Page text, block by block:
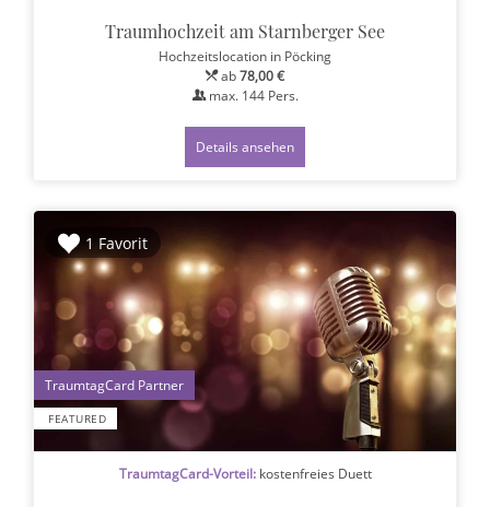
Traumhochzeit am Starnberger See
Hochzeitslocation in Pöcking
ab78,00 €
max. 144Pers.
Details ansehen
1 Favorit
FEATURED
1
TraumtagCard-Vorteil:kostenfreies Duett